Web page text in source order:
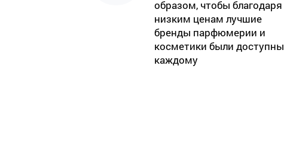
образом, чтобы благодаря
низким ценам лучшие
бренды парфюмерии и
косметики были доступны
каждому